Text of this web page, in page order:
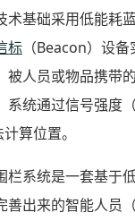
术基础采用低能耗
标（Beacon）设备
被人员或物品携带
系统通过信号强度
算位置。
栏系统是一套基于
善出来的智能人员